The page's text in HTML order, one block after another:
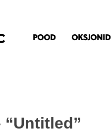
POOD OKSJONID